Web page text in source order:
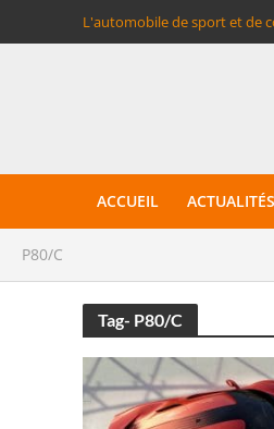
L'automobile de sport et de
ACCUEIL ACTUALITÉS
P80/C
Tag- P80/C